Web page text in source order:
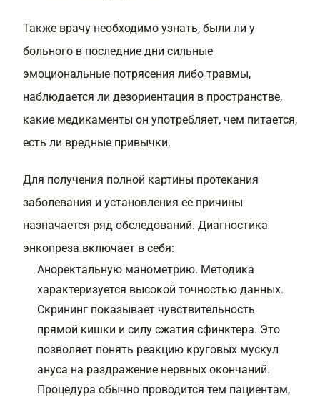
Также врачу необходимо узнать, были ли у
больного в последние дни сильные
эмоциональные потрясения либо травмы,
наблюдается ли дезориентация в пространстве,
какие медикаменты он употребляет, чем питается,
есть ли вредные привычки.
Для получения полной картины протекания
заболевания и установления ее причины
назначается ряд обследований. Диагностика
энкопреза включает в себя:
Аноректальную манометрию. Методика
характеризуется высокой точностью данных.
Скрининг показывает чувствительность
прямой кишки и силу сжатия сфинктера. Это
позволяет понять реакцию круговых мускул
ануса на раздражение нервных окончаний.
Процедура обычно проводится тем пациентам,